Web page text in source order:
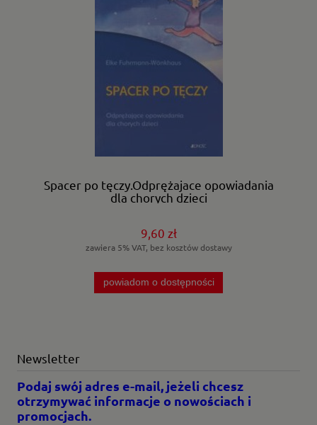
Spacer po tęczy.Odprężajace opowiadania
dla chorych dzieci
9,60 zł
zawiera 5% VAT, bez kosztów dostawy
powiadom o dostępności
Newsletter
Podaj swój adres e-mail, jeżeli chcesz
otrzymywać informacje o nowościach i
promocjach.